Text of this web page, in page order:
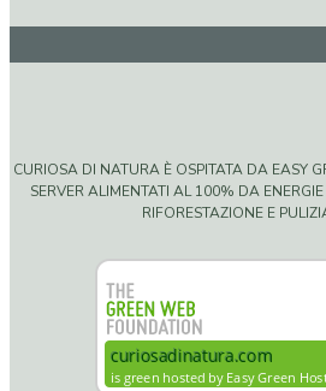
CURIOSA DI NATURA È OSPITATA DA EASY
SERVER ALIMENTATI AL 100% DA
RIFORESTAZIONE E